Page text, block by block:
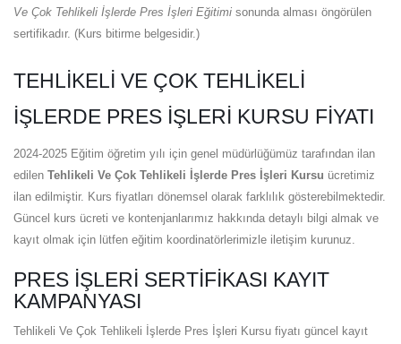
Ve Çok Tehlikeli İşlerde Pres İşleri Eğitimi sonunda alması öngörülen
sertifikadır. (Kurs bitirme belgesidir.)
TEHLIKELI VE ÇOK TEHLIKELI
İŞLERDE PRES İŞLERI KURSU FIYATI
2024-2025 Eğitim öğretim yılı için genel müdürlüğümüz tarafından ilan
edilen Tehlikeli Ve Çok Tehlikeli İşlerde Pres İşleri Kursu ücretimiz
ilan edilmiştir. Kurs fiyatları dönemsel olarak farklılık gösterebilmektedir.
Güncel kurs ücreti ve kontenjanlarımız hakkında detaylı bilgi almak ve
kayıt olmak için lütfen eğitim koordinatörlerimizle iletişim kurunuz.
PRES İŞLERI SERTIFIKASI KAYIT
KAMPANYASI
Tehlikeli Ve Çok Tehlikeli İşlerde Pres İşleri Kursu fiyatı güncel kayıt